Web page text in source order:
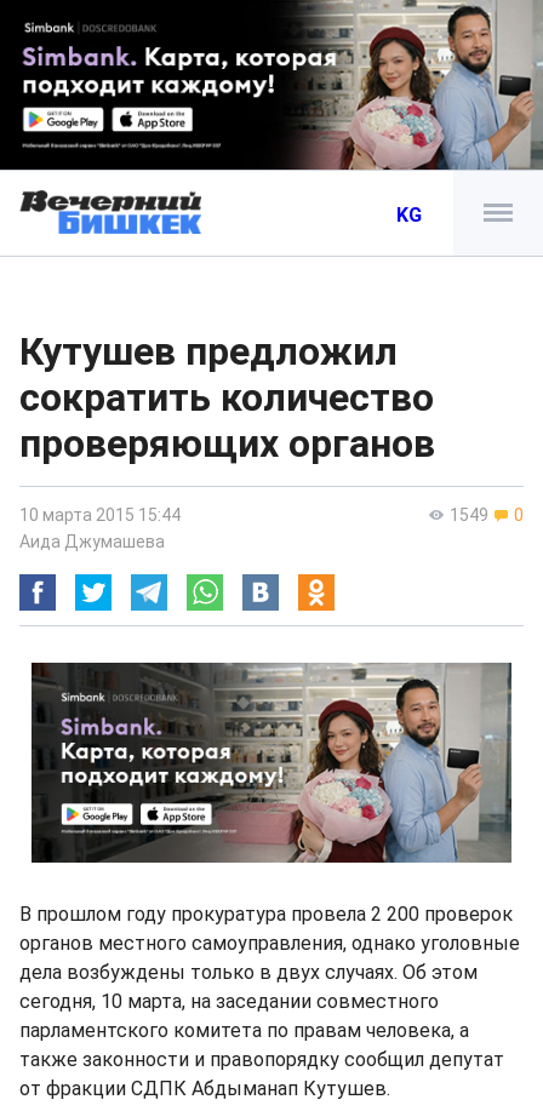
KG
Кутушев предложил
сократить количество
проверяющих органов
1549 0
10 марта 2015 15:44
Аида Джумашева
В прошлом году прокуратура провела 2 200 проверок
органов местного самоуправления, однако уголовные
дела возбуждены только в двух случаях. Об этом
сегодня, 10 марта, на заседании совместного
парламентского комитета по правам человека, а
также законности и правопорядку сообщил депутат
от фракции СДПК Абдыманап Кутушев.